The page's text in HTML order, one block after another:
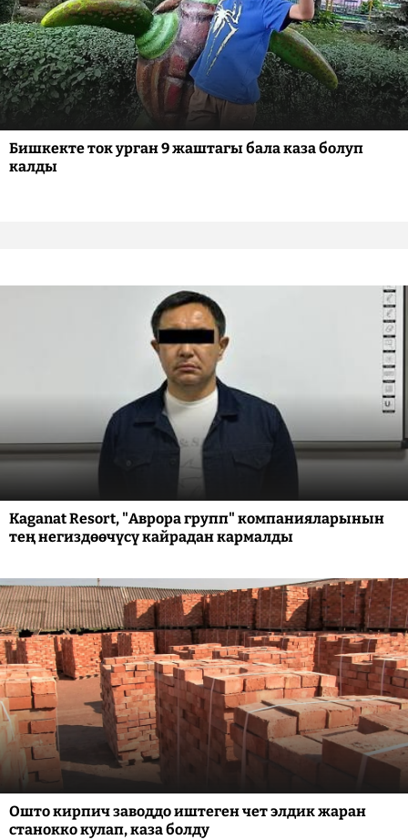
Бишкекте ток урган 9 жаштагы бала каза болуп
калды
Kaganat Resort, "Аврора групп" компанияларынын
тең негиздөөчүсү кайрадан кармалды
Ошто кирпич заводдо иштеген чет элдик жаран
станокко кулап, каза болду